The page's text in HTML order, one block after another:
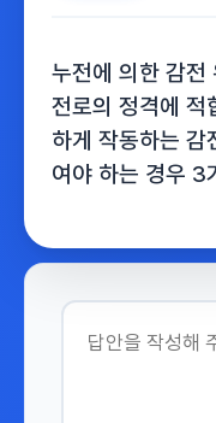
누전에 의한 감전
전로의 정격에 적
하게 작동하는 감
여야 하는 경우 3